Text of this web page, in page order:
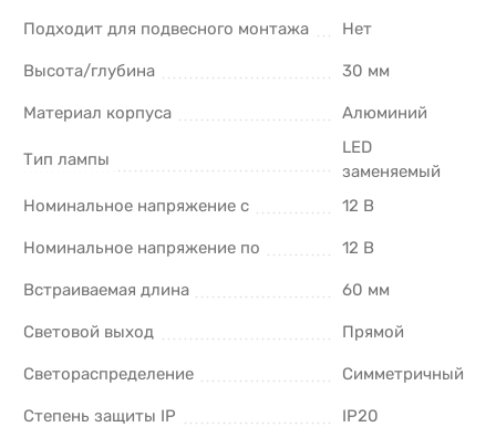
Подходит для подвесного монтажа Нет
Высота/глубина 30 мм
Материал корпуса Алюминий
Тип лампы
LED
заменяемый
Номинальное напряжение с
12 В
Номинальное напряжение по 12 В
Встраиваемая длина 60 мм
Световой выход Прямой
Светораспределение Симметричный
Степень защиты IP IP20